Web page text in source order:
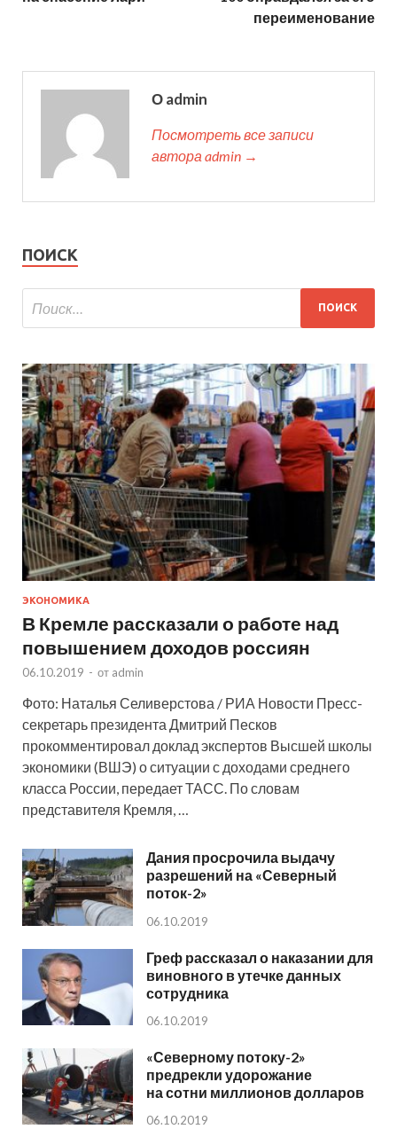
переименование
О admin
Посмотреть все записи
автора admin →
ПОИСК
ЭКОНОМИКА
В Кремле рассказали о работе над
повышением доходов россиян
06.10.2019 - от admin
Фото: Наталья Селиверстова / РИА Новости Пресс-
секретарь президента Дмитрий Песков
прокомментировал доклад экспертов Высшей школы
экономики (ВШЭ) о ситуации с доходами среднего
класса России, передает ТАСС. По словам
представителя Кремля, …
Дания просрочила выдачу
разрешений на «Северный
поток-2»
06.10.2019
Греф рассказал о наказании для
виновного в утечке данных
сотрудника
06.10.2019
«Северному потоку-2»
предрекли удорожание
на сотни миллионов долларов
06.10.2019